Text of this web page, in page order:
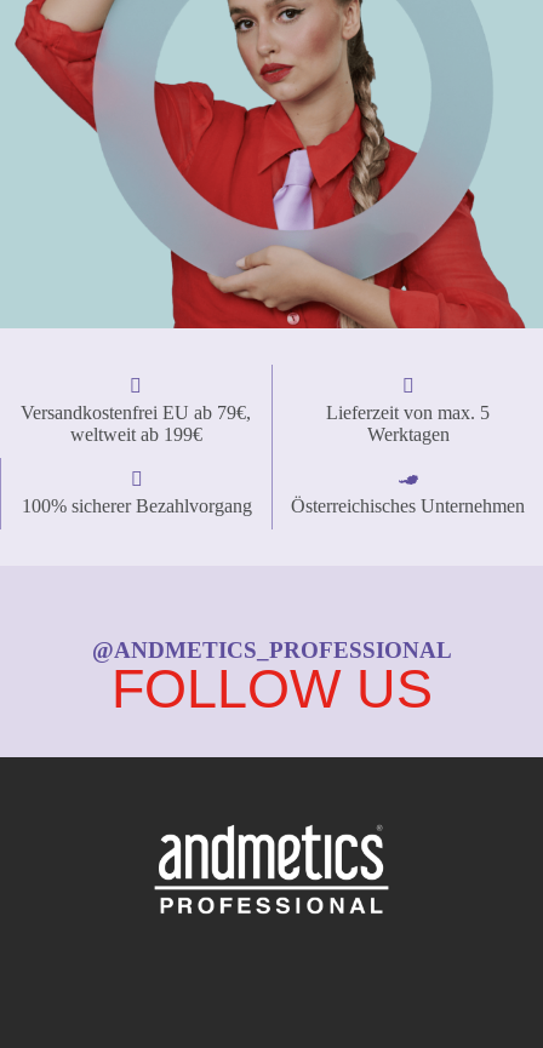
Versandkostenfrei EU ab 79€,
weltweit ab 199€
Lieferzeit von max. 5
Werktagen
100% sicherer Bezahlvorgang Österreichisches Unternehmen
@ANDMETICS_PROFESSIONAL
FOLLOW US